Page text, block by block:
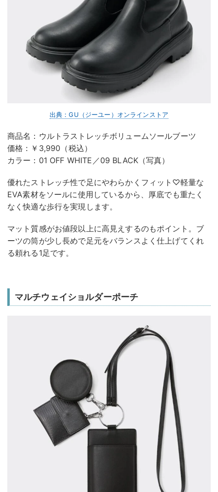
出典：GU（ジーユー）オンラインストア
商品名：ウルトラストレッチボリュームソールブーツ
価格：￥3,990（税込）
カラー：01 OFF WHITE／09 BLACK（写真）
優れたストレッチ性で足にやわらかくフィット♡軽量な
EVA素材をソールに使用しているから、厚底でも重たく
なく快適な歩行を実現します。
マット質感がお値段以上に高見えするのもポイント。ブ
ーツの筒が少し長めで足元をバランスよく仕上げてくれ
る頼れる1足です。
マルチウェイショルダーポーチ